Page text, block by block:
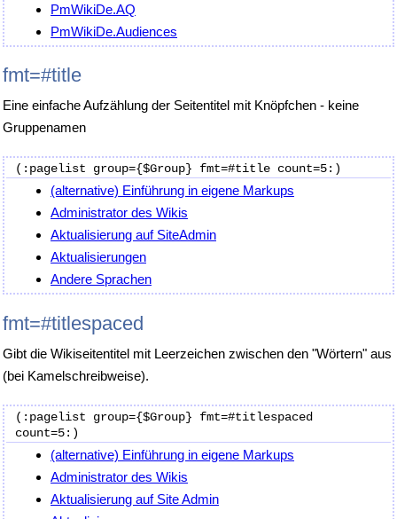
PmWikiDe.AQ
PmWikiDe.Audiences
fmt=#title
Eine einfache Aufzählung der Seitentitel mit Knöpfchen - keine
Gruppenamen
(alternative) Einführung in eigene Markups
Administrator des Wikis
Aktualisierung auf SiteAdmin
Aktualisierungen
Andere Sprachen
fmt=#titlespaced
Gibt die Wikiseitentitel mit Leerzeichen zwischen den "Wörtern" aus
(bei Kamelschreibweise).
(:pagelist group={$Group} fmt=#titlespaced
(alternative) Einführung in eigene Markups
Administrator des Wikis
Aktualisierung auf Site Admin